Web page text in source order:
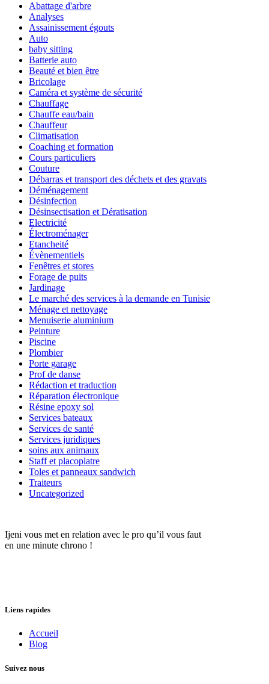
Abattage d'arbre
Analyses
Assainissement égouts
Auto
baby sitting
Batterie auto
Beauté et bien être
Bricolage
Caméra et système de sécurité
Chauffage
Chauffe eau/bain
Chauffeur
Climatisation
Coaching et formation
Cours particuliers
Couture
Débarras et transport des déchets et des gravats
Déménagement
Désinfection
Désinsectisation et Dératisation
Electricité
Électroménager
Etancheité
Évènementiels
Fenêtres et stores
Forage de puits
Jardinage
Le marché des services à la demande en Tunisie
Ménage et nettoyage
Menuiserie aluminium
Peinture
Piscine
Plombier
Porte garage
Prof de danse
Rédaction et traduction
Réparation électronique
Résine epoxy sol
Services bateaux
Services de santé
Services juridiques
soins aux animaux
Staff et placoplatre
Toles et panneaux sandwich
Traiteurs
Uncategorized
Ijeni vous met en relation avec le pro qu’il vous faut
en une minute chrono !
Liens rapides
Accueil
Blog
Suivez nous